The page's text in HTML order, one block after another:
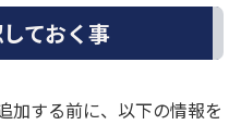
ておく事
する前に、以下の情報を